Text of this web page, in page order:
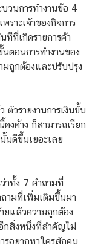
วนการทำงานข้อ 4
ราะเจ้าของกิจการ
ที่เกิดรายการค้า
อนการทำงานของ
ถูกต้องและปรับปรุง
วรายงานการเงินขั้น
งค้าง ก็สามารถเรียก
นดีขึ้นเยอะเลย
าทั้ง 7 คำถามที่
ามที่เพิ่มเติมขึ้นมา
ยแล้วความถูกต้อง
กสิ่งหนึ่งที่สำคัญไม่
รอยากหาใครสักคน